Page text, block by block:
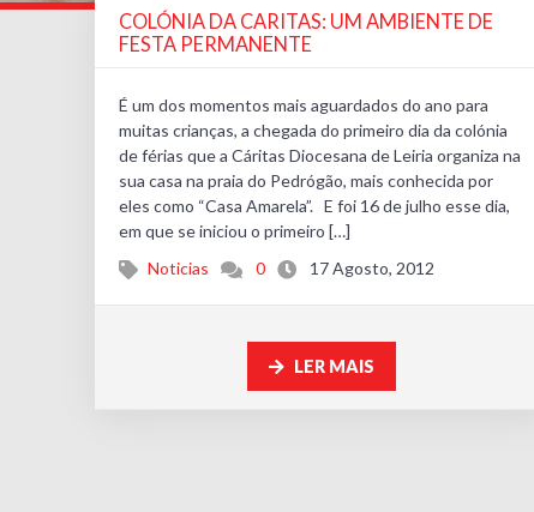
COLÓNIA DA CARITAS: UM AMBIENTE DE
FESTA PERMANENTE
É um dos momentos mais aguardados do ano para
muitas crianças, a chegada do primeiro dia da colónia
de férias que a Cáritas Diocesana de Leiria organiza na
sua casa na praia do Pedrógão, mais conhecida por
eles como “Casa Amarela”. E foi 16 de julho esse dia,
em que se iniciou o primeiro […]
Noticias
0 17 Agosto, 2012
LER MAIS